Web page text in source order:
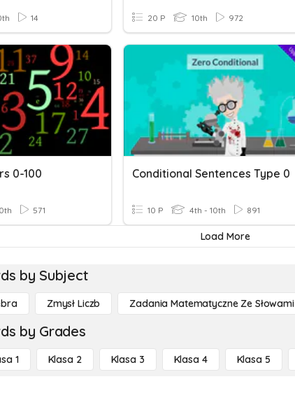
14 20 P 10th 972
0-100
571
Conditional Sentences Type 0
10 P 4th - 10th 891
Load More
by Subject
Zmysł Liczb Zadania Matematyczne Ze Słowami
by Grades
1 Klasa 2 Klasa 3 Klasa 4 Klasa 5